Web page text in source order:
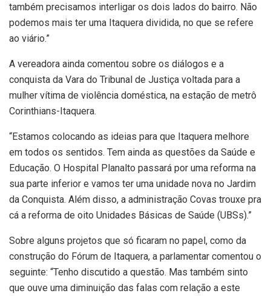
também precisamos interligar os dois lados do bairro. Não
podemos mais ter uma Itaquera dividida, no que se refere
ao viário.”
A vereadora ainda comentou sobre os diálogos e a
conquista da Vara do Tribunal de Justiça voltada para a
mulher vítima de violência doméstica, na estação de metrô
Corinthians-Itaquera.
“Estamos colocando as ideias para que Itaquera melhore
em todos os sentidos. Tem ainda as questões da Saúde e
Educação. O Hospital Planalto passará por uma reforma na
sua parte inferior e vamos ter uma unidade nova no Jardim
da Conquista. Além disso, a administração Covas trouxe pra
cá a reforma de oito Unidades Básicas de Saúde (UBSs).”
Sobre alguns projetos que só ficaram no papel, como da
construção do Fórum de Itaquera, a parlamentar comentou o
seguinte: “Tenho discutido a questão. Mas também sinto
que ouve uma diminuição das falas com relação a este